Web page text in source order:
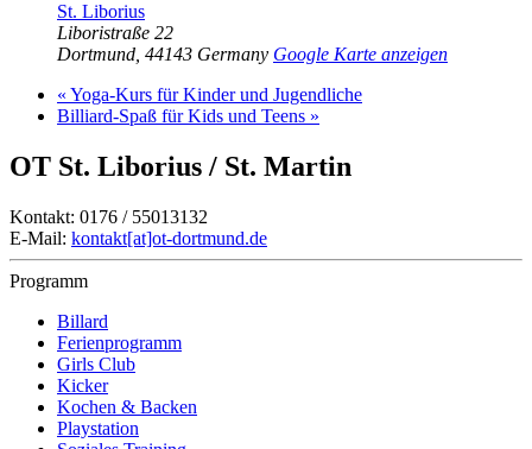
St. Liborius
Liboristraße 22
Dortmund, 44143 Germany Google Karte anzeigen
« Yoga-Kurs für Kinder und Jugendliche
Billiard-Spaß für Kids und Teens »
OT St. Liborius / St. Martin
Kontakt: 0176 / 55013132
E-Mail: kontakt[at]ot-dortmund.de
Programm
Billard
Ferienprogramm
Girls Club
Kicker
Kochen & Backen
Playstation